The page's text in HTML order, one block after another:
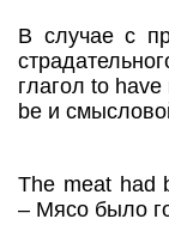
В случае с
глагол to
be и
The meat had
– Мясо было